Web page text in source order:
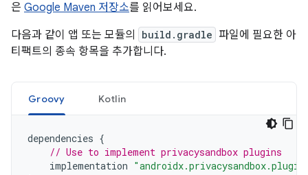
은 Google Maven 저장소를 읽어보세요.
다음과 같이 앱 또는 모듈의
build.gradle 파일에 필요한 아
티팩트의 종속 항목을 추가합니다.
Groovy Kotlin
dependencies {
// Use to implement privacysandbox plugins
implementation